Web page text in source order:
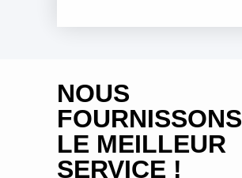
NOUS
FOURNISSONS
LE MEILLEUR
SERVICE !